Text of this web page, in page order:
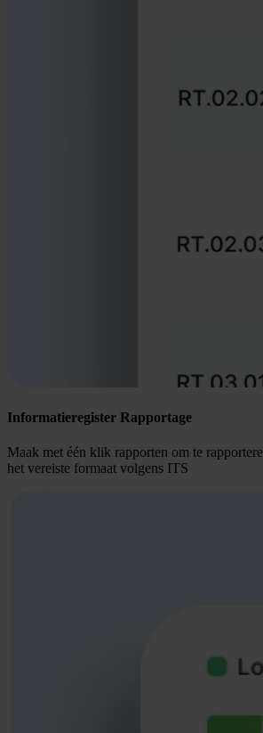
Informatieregister Rapportage
Maak met één klik rapporten om te
het vereiste formaat volgens ITS